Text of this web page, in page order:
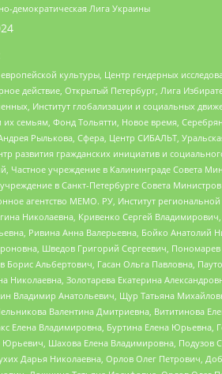
демократическая Лига Украины
культуры, Центр гендерных
Открытый Петербург, Лига
Институт глобализации и социальных
Фонд Тольятти, Новое время,
Рылькова, Сфера, Центр СИБАЛЬТ,
развития гражданских инициатив и
учреждение в Калининграде Совета
в Санкт-Петербурге Совета
агентство МЕМО. РУ, Институт
Николаевна, Кривенко Сергей
Ривина Анна Валерьевна, Бойко
Шведов Григорий Сергеевич,
Альбертович, Гасан Ольга Павловна,
Золотарева Екатерина
Владимир Анатольевич, Щур Татьяна
Валентина Дмитриевна, Вититинова
Елена Владимировна, Буртина Елена
Шахова Елена Владимировна, Подузов
Дарья Николаевна, Орлов Олег Петрович,